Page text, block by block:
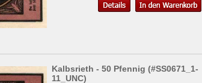
Kalbsrieth - 50 Pfennig (#SS0671_1-
11_UNC)